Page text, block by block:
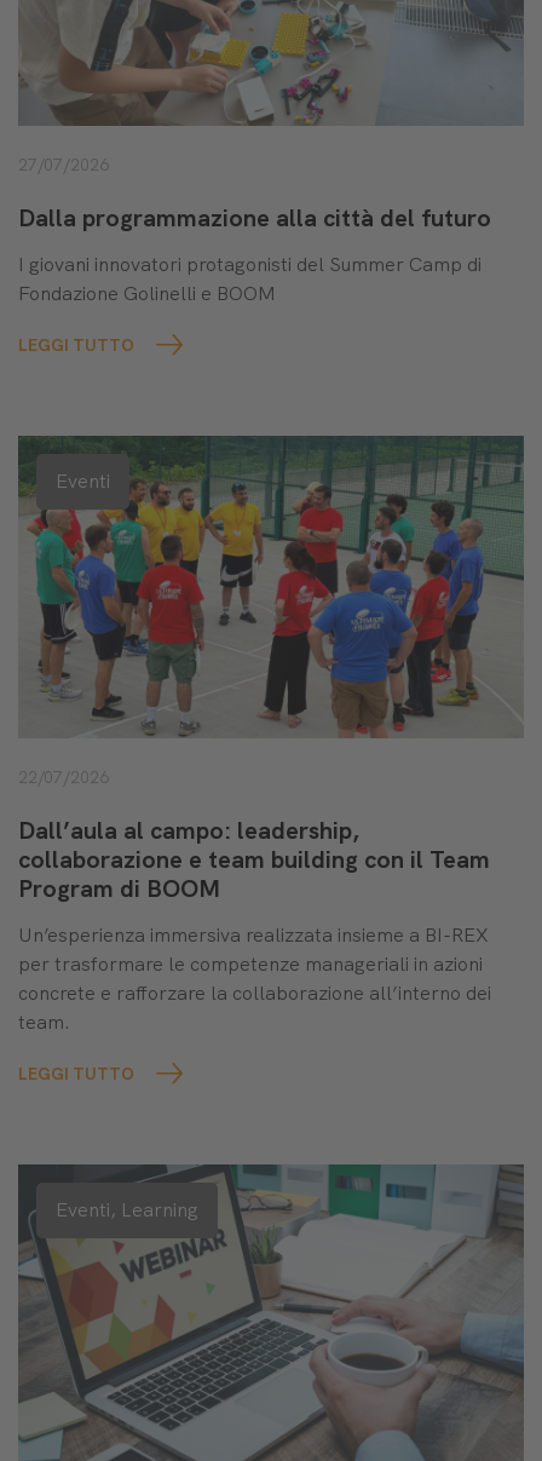
27/07/2026
Dalla programmazione alla città del futuro
I giovani innovatori protagonisti del Summer Camp di
Fondazione Golinelli e BOOM
LEGGI TUTTO
Eventi
22/07/2026
Dall’aula al campo: leadership,
collaborazione e team building con il Team
Program di BOOM
Un’esperienza immersiva realizzata insieme a BI-REX
per trasformare le competenze manageriali in azioni
concrete e rafforzare la collaborazione all’interno dei
team.
LEGGI TUTTO
Eventi, Learning